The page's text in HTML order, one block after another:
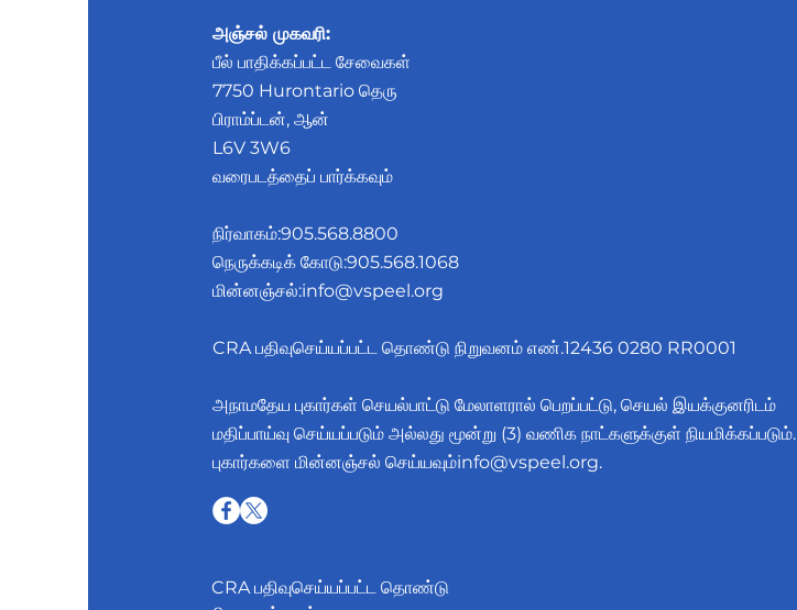
அஞ்சல் முகவரி:
பீல் பாதிக்கப்பட்ட சேவைகள்
7750 Hurontario தெரு
பிராம்ப்டன், ஆன்
L6V 3W6
வரைபடத்தைப் பார்க்கவும்
நிர்வாகம்:905.568.8800
நெருக்கடிக் கோடு:905.568.1068
மின்னஞ்சல்:info@vspeel.org
CRA பதிவுசெய்யப்பட்ட தொண்டு நிறுவனம் எண்.12436 0280 RR0001
அநாமதேய புகார்கள் செயல்பாட்டு மேலாளரால் பெறப்பட்டு, செயல் இயக்குனரிடம்
மதிப்பாய்வு செய்யப்படும் அல்லது மூன்று (3) வணிக நாட்களுக்குள் நியமிக்கப்படும்.
புகார்களை மின்னஞ்சல் செய்யவும்info@vspeel.org.
CRA பதிவுசெய்யப்பட்ட தொண்டு